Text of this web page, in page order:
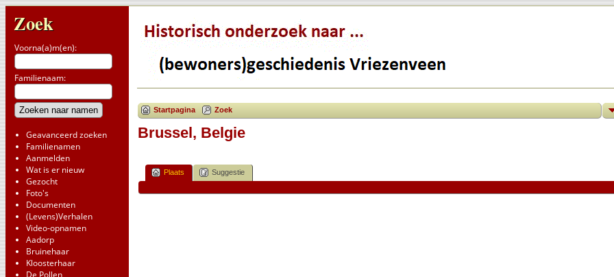
Zoek
Voorna(a)m(en):
Familienaam:
Geavanceerd zoeken
Familienamen
Aanmelden
Wat is er nieuw
Gezocht
Foto's
Documenten
(Levens)Verhalen
Video-opnamen
Aadorp
Bruinehaar
Kloosterhaar
De Pollen
Startpagina Zoek
Brussel, Belgie
Plaats Suggestie